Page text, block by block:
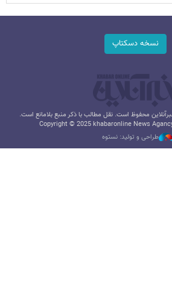
نسخه دسکتاپ
محفوظ است. نقل مطالب با ذکر منبع بلامانع است.
Copyright © 2025 khabaronline News
طراحی و تولید: نستوه